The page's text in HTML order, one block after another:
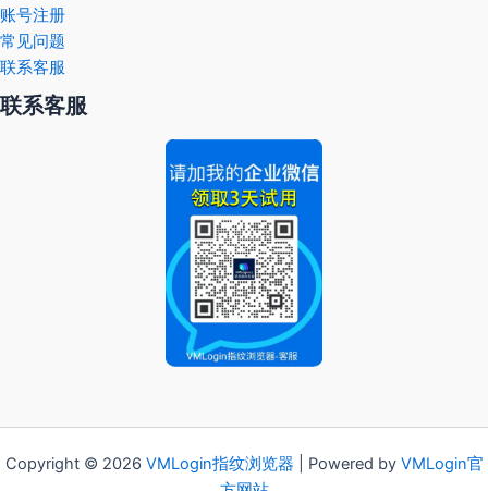
账号注册
常见问题
联系客服
联系客服
Copyright © 2026 VMLogin指纹浏览器 | Powered by VMLogin官